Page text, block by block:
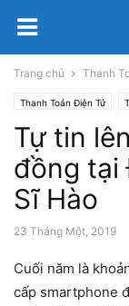
Trang chủ Thanh
Thanh Toán Điện Tử
Tự tin
đồng tại
Sĩ Hào
23 Tháng Một, 2019
Cuối năm là
cấp smartphone